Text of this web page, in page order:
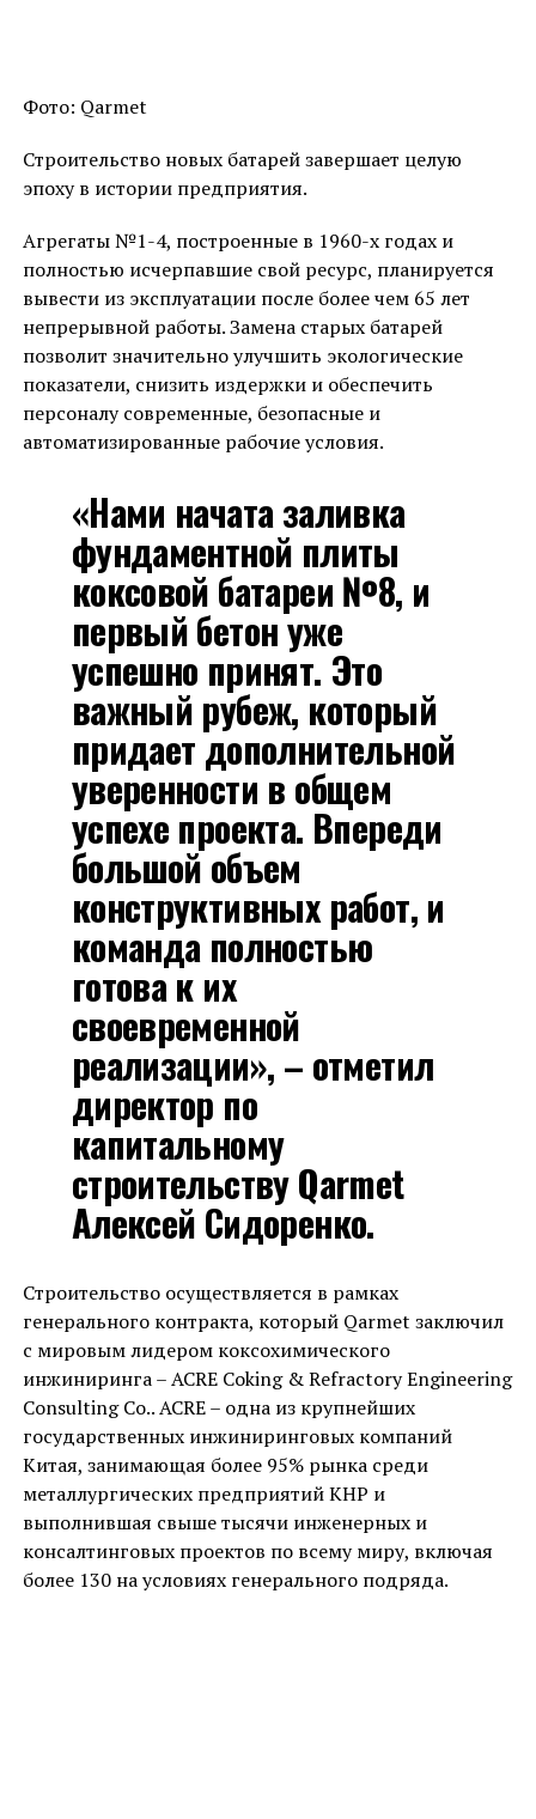
Фото: Qarmet
Строительство новых батарей завершает целую
эпоху в истории предприятия.
Агрегаты №1-4, построенные в 1960-х годах и
полностью исчерпавшие свой ресурс, планируется
вывести из эксплуатации после более чем 65 лет
непрерывной работы. Замена старых батарей
позволит значительно улучшить экологические
показатели, снизить издержки и обеспечить
персоналу современные, безопасные и
автоматизированные рабочие условия.
«Нами начата заливка
фундаментной плиты
коксовой батареи №8, и
первый бетон уже
успешно принят. Это
важный рубеж, который
придает дополнительной
уверенности в общем
успехе проекта. Впереди
большой объем
конструктивных работ, и
команда полностью
готова к их
своевременной
реализации», – отметил
директор по
капитальному
строительству Qarmet
Алексей Сидоренко.
Строительство осуществляется в рамках
генерального контракта, который Qarmet заключил
с мировым лидером коксохимического
инжиниринга – ACRE Coking & Refractory Engineering
Consulting Co.. ACRE – одна из крупнейших
государственных инжиниринговых компаний
Китая, занимающая более 95% рынка среди
металлургических предприятий КНР и
выполнившая свыше тысячи инженерных и
консалтинговых проектов по всему миру, включая
более 130 на условиях генерального подряда.